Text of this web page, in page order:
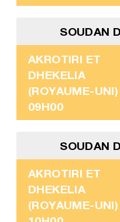
SOUDAN
AKROTIRI ET
DHEKELIA
(ROYAUME-UNI)
09H00
SOUDAN
AKROTIRI ET
DHEKELIA
(ROYAUME-UNI)